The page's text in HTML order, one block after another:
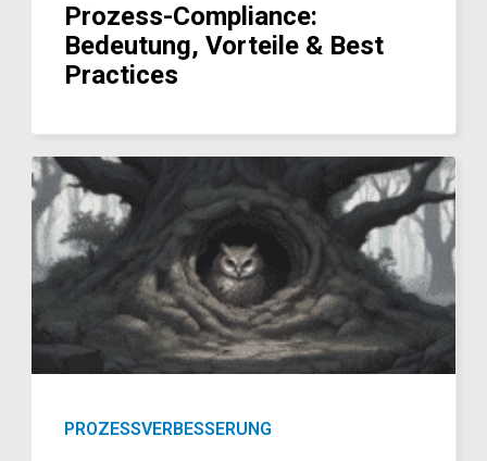
Prozess-Compliance:
Bedeutung, Vorteile & Best
Practices
PROZESSVERBESSERUNG